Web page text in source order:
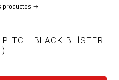
productos
BLACK BLÍSTER